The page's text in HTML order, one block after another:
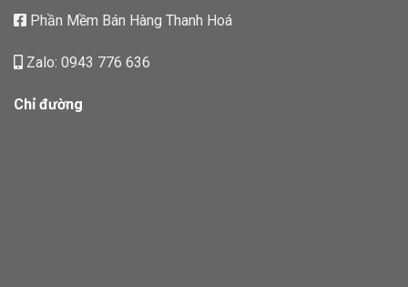
Phần Mềm Bán Hàng Thanh Hoá
Zalo: 0943 776 636
Chỉ đường